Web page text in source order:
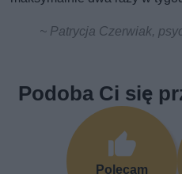
~ Patrycja Czerwiak,
Podoba Ci się
Polecam